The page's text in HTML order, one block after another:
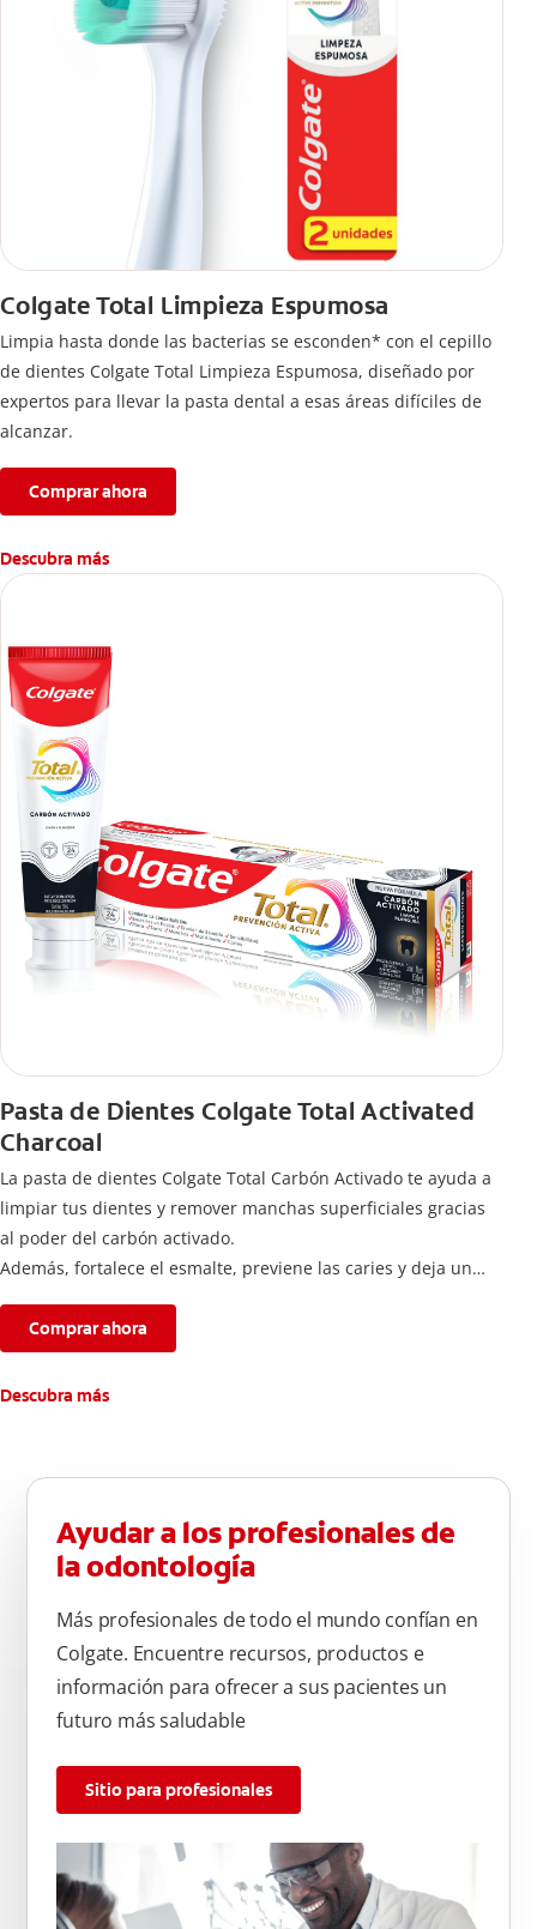
Colgate Total Limpieza Espumosa
Limpia hasta donde las bacterias se esconden* con el cepillo
de dientes Colgate Total Limpieza Espumosa, diseñado por
expertos para llevar la pasta dental a esas áreas difíciles de
alcanzar.
Comprar ahora
Descubra más
Pasta de Dientes Colgate Total Activated
Charcoal
La pasta de dientes Colgate Total Carbón Activado te ayuda a
limpiar tus dientes y remover manchas superficiales gracias
al poder del carbón activado.
Además, fortalece el esmalte, previene las caries y deja un
Comprar ahora
Descubra más
Ayudar a los profesionales de
la odontología
Más profesionales de todo el mundo confían en
Colgate. Encuentre recursos, productos e
información para ofrecer a sus pacientes un
futuro más saludable
Sitio para profesionales